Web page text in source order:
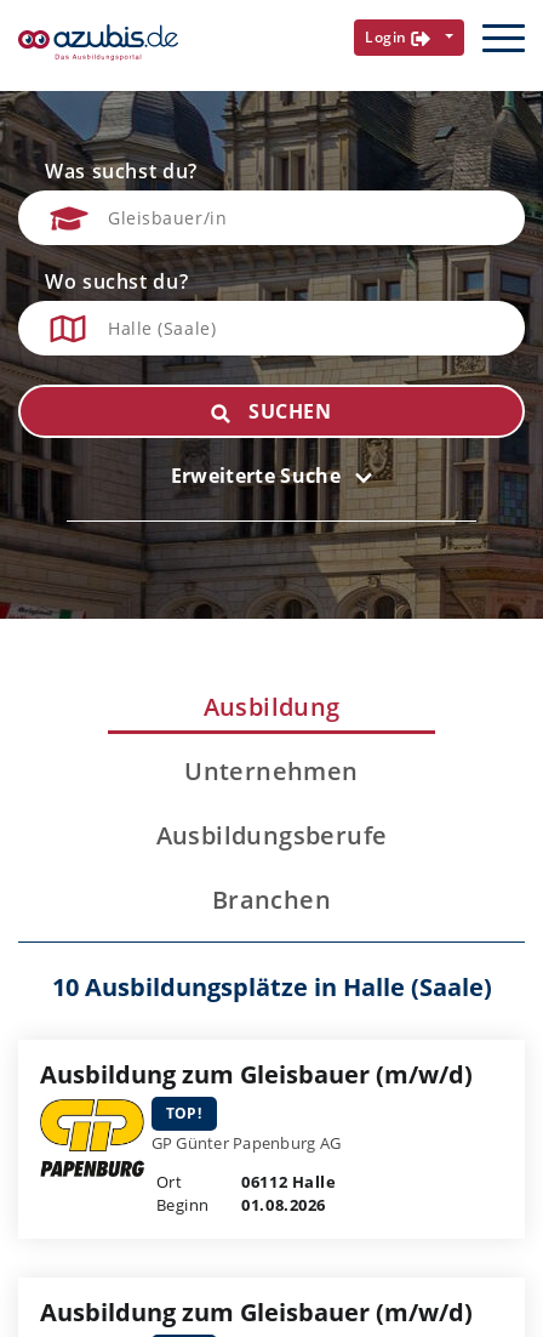
Login
Was suchst du?
Wo suchst du?
SUCHEN
Erweiterte Suche
Ausbildung
Unternehmen
Ausbildungsberufe
Branchen
10 Ausbildungsplätze in Halle (Saale)
Ausbildung zum Gleisbauer (m/w/d)
TOP!
GP Günter Papenburg AG
Ort
06112 Halle
Beginn
01.08.2026
Ausbildung zum Gleisbauer (m/w/d)